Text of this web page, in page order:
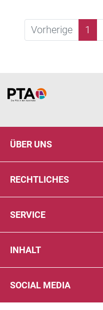
Vorherige 1
Home
ÜBER UNS
RECHTLICHES
SERVICE
INHALT
SOCIAL MEDIA